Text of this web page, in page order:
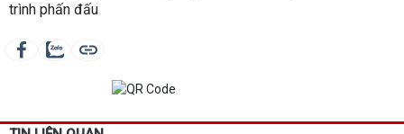
trình phấn đấu